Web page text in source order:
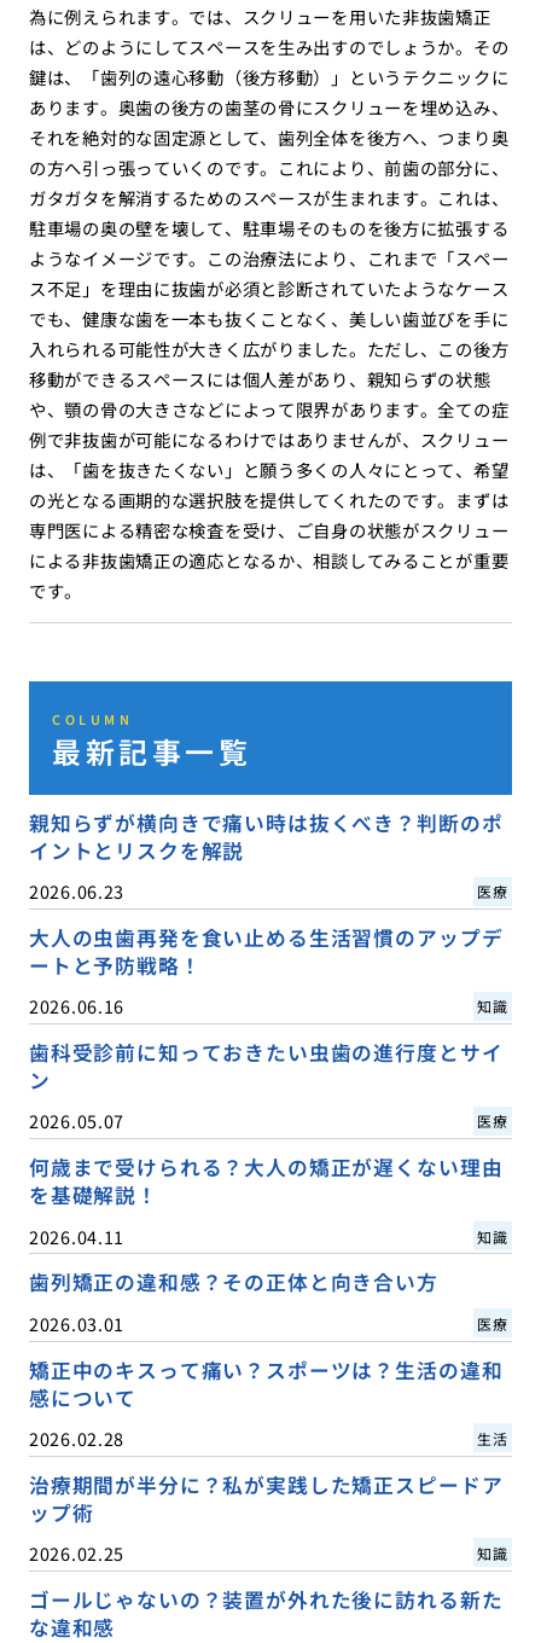
為に例えられます。では、スクリューを用いた非抜歯矯正
は、どのようにしてスペースを生み出すのでしょうか。その
鍵は、「歯列の遠心移動（後方移動）」というテクニックに
あります。奥歯の後方の歯茎の骨にスクリューを埋め込み、
それを絶対的な固定源として、歯列全体を後方へ、つまり奥
の方へ引っ張っていくのです。これにより、前歯の部分に、
ガタガタを解消するためのスペースが生まれます。これは、
駐車場の奥の壁を壊して、駐車場そのものを後方に拡張する
ようなイメージです。この治療法により、これまで「スペー
ス不足」を理由に抜歯が必須と診断されていたようなケース
でも、健康な歯を一本も抜くことなく、美しい歯並びを手に
入れられる可能性が大きく広がりました。ただし、この後方
移動ができるスペースには個人差があり、親知らずの状態
や、顎の骨の大きさなどによって限界があります。全ての症
例で非抜歯が可能になるわけではありませんが、スクリュー
は、「歯を抜きたくない」と願う多くの人々にとって、希望
の光となる画期的な選択肢を提供してくれたのです。まずは
専門医による精密な検査を受け、ご自身の状態がスクリュー
による非抜歯矯正の適応となるか、相談してみることが重要
です。
COLUMN
最新記事一覧
親知らずが横向きで痛い時は抜くべき？判断のポ
イントとリスクを解説
2026.06.23 医療
大人の虫歯再発を食い止める生活習慣のアップデ
ートと予防戦略！
2026.06.16 知識
歯科受診前に知っておきたい虫歯の進行度とサイ
ン
2026.05.07 医療
何歳まで受けられる？大人の矯正が遅くない理由
を基礎解説！
2026.04.11 知識
歯列矯正の違和感？その正体と向き合い方
2026.03.01 医療
矯正中のキスって痛い？スポーツは？生活の違和
感について
2026.02.28 生活
治療期間が半分に？私が実践した矯正スピードア
ップ術
2026.02.25 知識
ゴールじゃないの？装置が外れた後に訪れる新た
な違和感